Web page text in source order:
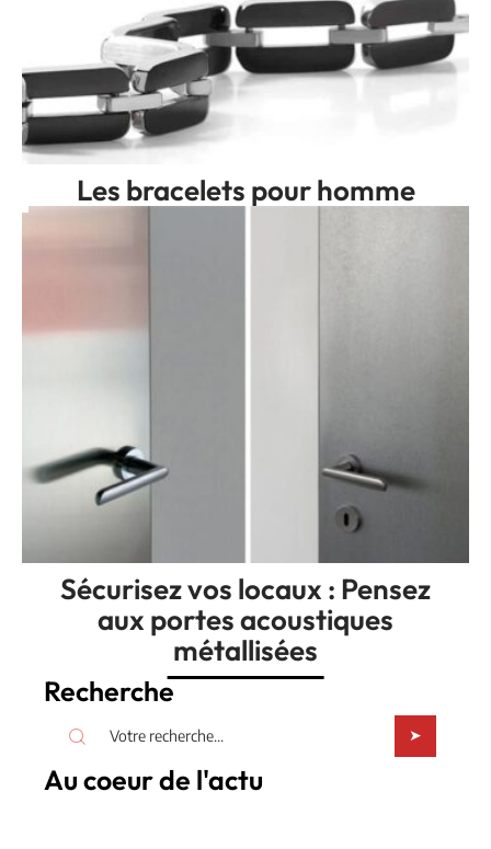
Les bracelets pour homme
Sécurisez vos locaux : Pensez
aux portes acoustiques
métallisées
Recherche
Au coeur de l'actu